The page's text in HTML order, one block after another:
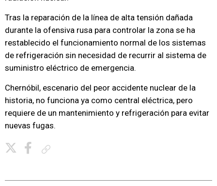
Tras la reparación de la línea de alta tensión dañada
durante la ofensiva rusa para controlar la zona se ha
restablecido el funcionamiento normal de los sistemas
de refrigeración sin necesidad de recurrir al sistema de
suministro eléctrico de emergencia.
Chernóbil, escenario del peor accidente nuclear de la
historia, no funciona ya como central eléctrica, pero
requiere de un mantenimiento y refrigeración para evitar
nuevas fugas.